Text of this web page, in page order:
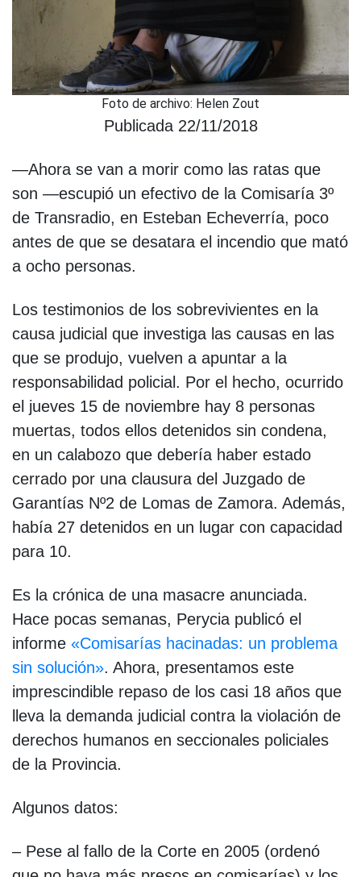
Foto de archivo: Helen Zout
Publicada 22/11/2018
—Ahora se van a morir como las ratas que
son —escupió un efectivo de la Comisaría 3º
de Transradio, en Esteban Echeverría, poco
antes de que se desatara el incendio que mató
a ocho personas.
Los testimonios de los sobrevivientes en la
causa judicial que investiga las causas en las
que se produjo, vuelven a apuntar a la
responsabilidad policial. Por el hecho, ocurrido
el jueves 15 de noviembre hay 8 personas
muertas, todos ellos detenidos sin condena,
en un calabozo que debería haber estado
cerrado por una clausura del Juzgado de
Garantías Nº2 de Lomas de Zamora. Además,
había 27 detenidos en un lugar con capacidad
para 10.
Es la crónica de una masacre anunciada.
Hace pocas semanas, Perycia publicó el
informe «Comisarías hacinadas: un problema
sin solución». Ahora, presentamos este
imprescindible repaso de los casi 18 años que
lleva la demanda judicial contra la violación de
derechos humanos en seccionales policiales
de la Provincia.
Algunos datos:
– Pese al fallo de la Corte en 2005 (ordenó